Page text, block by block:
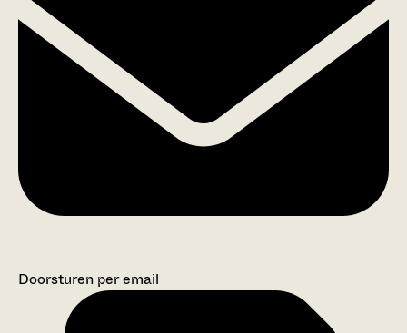
Doorsturen per email